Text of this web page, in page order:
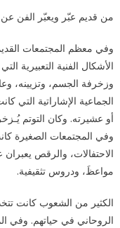
من قديم عبّر ويعبّر الفن عن
وفي معظم المجتمعات
الأشكال الفنية التعبيرية
وزخرفة الجسم، وتزيينه،
الجماعية الإشاراتية التي
أو عشيرته. وكان التوتم
وفي المجتمعات الصغيرة
الاحتفالات، والرقص
مواعظَ، ودروس تثقيفية.
الكثير من الشعوب كانت
الروحاني في حياتهم. وفي